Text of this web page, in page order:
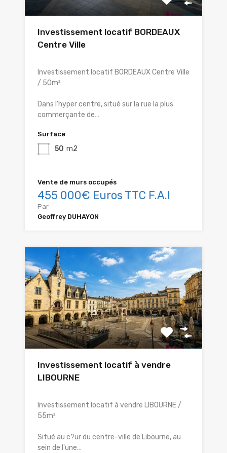
Investissement locatif BORDEAUX
Centre Ville
Investissement locatif BORDEAUX Centre Ville
/ 50m²
Dans l'hyper centre, situé sur la rue la plus
commerçante de…
Surface
50 m2
Vente de murs occupés
455 000€ Euros TTC F.A.I
Par
Geoffrey DUHAYON
Investissement locatif à vendre
LIBOURNE
Investissement locatif à vendre LIBOURNE /
55m²
Situé au c?ur du centre-ville de Libourne, au
sein de l'une…